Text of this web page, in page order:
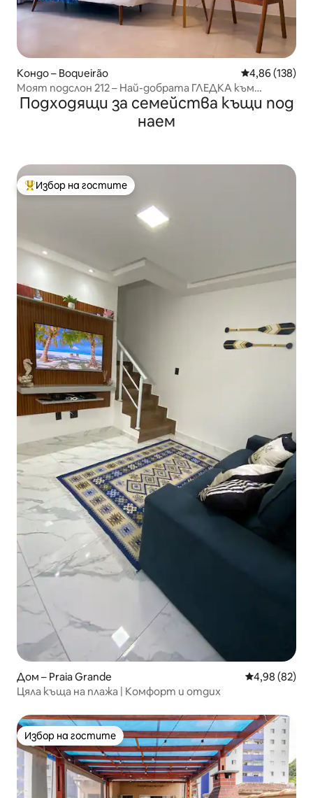
Кондо – Boqueirão Средна
4,86 (138)
Моят подслон 212 – Най-добрата ГЛЕДКА към
ПЛАЖА
Подходящи за семейства къщи под
наем
Най-популярен избор на гостите
Избор на гостите
Дом – Praia Grande Средна
4,98 (82)
Цяла къща на плажа | Комфорт и отдих
Избор на гостите
Избор на гостите